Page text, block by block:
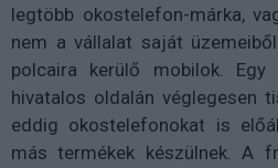
legtöbb okostelefon-márka,
nem a vállalat saját
polcaira kerülő mobilok.
hivatalos oldalán véglegesen
eddig okostelefonokat is
más termékek készülnek. A